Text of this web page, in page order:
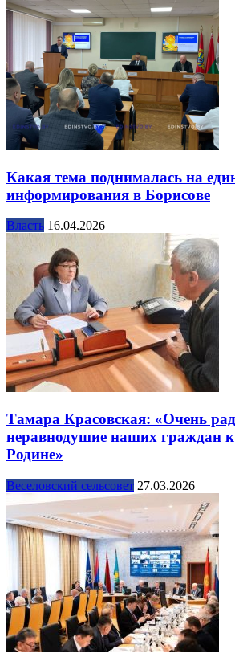
Какая тема поднималась на
информирования в Борисове
Власть 16.04.2026
Тамара Красовская: «Очень
неравнодушие наших граждан
Родине»
Веселовский сельсовет 27.03.2026